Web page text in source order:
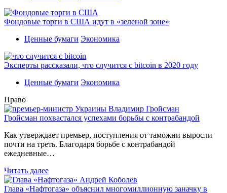
Фондовые торги в США идут в «зеленой зоне»
Ценные бумаги Экономика
Эксперты рассказали, что случится с bitcoin в 2020 году
Ценные бумаги Экономика
Право
Гройсман похвастался успехами борьбы с контрабандой
Как утверждает премьер, поступления от таможни выросли
почти на треть. Благодаря борьбе с контрабандой
ежедневные…
Читать далее
Глава «Нафтогаза» объяснил многомиллионную заначку в